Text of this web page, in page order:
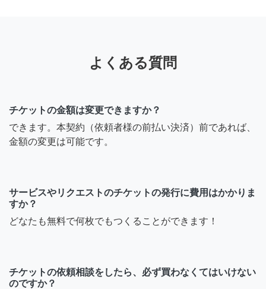
よくある質問
チケットの金額は変更できますか？
できます。本契約（依頼者様の前払い決済）前であれば、
金額の変更は可能です。
サービスやリクエストのチケットの発行に費用はかかりま
すか？
どなたも無料で何枚でもつくることができます！
チケットの依頼相談をしたら、必ず買わなくてはいけない
のですか？